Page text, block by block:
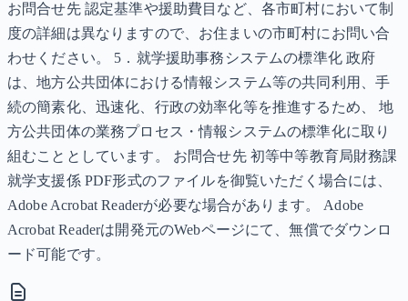
お問合せ先 認定基準や援助費目など、各市町村において制
度の詳細は異なりますので、お住まいの市町村にお問い合
わせください。 5．就学援助事務システムの標準化 政府
は、地方公共団体における情報システム等の共同利用、手
続の簡素化、迅速化、行政の効率化等を推進するため、 地
方公共団体の業務プロセス・情報システムの標準化に取り
組むこととしています。 お問合せ先 初等中等教育局財務課
就学支援係 PDF形式のファイルを御覧いただく場合には、
Adobe Acrobat Readerが必要な場合があります。 Adobe
Acrobat Readerは開発元のWebページにて、無償でダウンロ
ード可能です。